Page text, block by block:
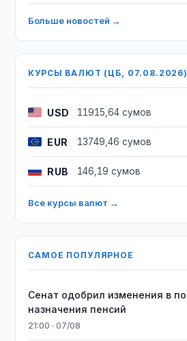
Больше новостей →
КУРСЫ ВАЛЮТ (ЦБ, 07.08.2026)
USD 11915,64 сумов
EUR 13749,46 сумов
RUB 146,19 сумов
Все курсы валют →
САМОЕ ПОПУЛЯРНОЕ
Сенат одобрил изменения в
назначения пенсий
21:00 · 07/08